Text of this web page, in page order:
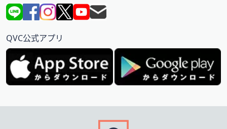
QVC公式アプリ